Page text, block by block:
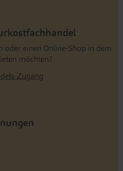
oder einen Online-Shop in dem
möchten?
Zugang